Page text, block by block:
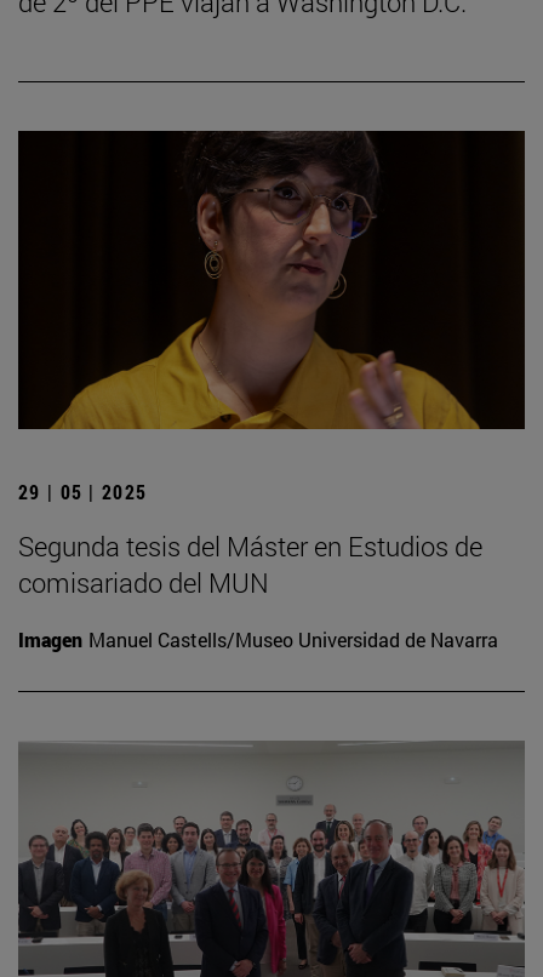
29 | 05 | 2025
Segunda tesis del Máster en Estudios de
comisariado del MUN
Imagen Manuel Castells/Museo Universidad de Navarra